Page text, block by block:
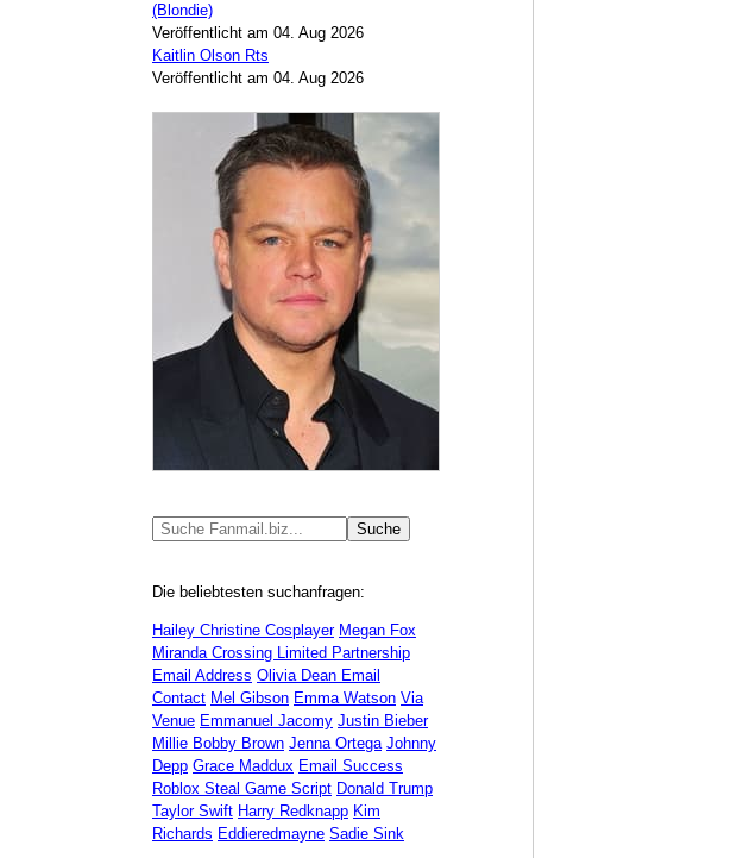
(Blondie)
Veröffentlicht am 04. Aug 2026
Kaitlin Olson Rts
Veröffentlicht am 04. Aug 2026
Die beliebtesten suchanfragen:
Hailey Christine Cosplayer Megan Fox
Miranda Crossing Limited Partnership
Email Address Olivia Dean Email
Contact Mel Gibson Emma Watson Via
Venue Emmanuel Jacomy Justin Bieber
Millie Bobby Brown Jenna Ortega Johnny
Depp Grace Maddux Email Success
Roblox Steal Game Script Donald Trump
Taylor Swift Harry Redknapp Kim
Richards Eddieredmayne Sadie Sink